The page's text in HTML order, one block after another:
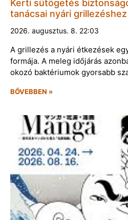
Kerti sütögetés
tanácsai nyári grillezéshez
2026. augusztus. 8. 22:03
A grillezés a nyári étkezések
formája. A meleg időjárás
okozó baktériumok gyorsabb
BŐVEBBEN »